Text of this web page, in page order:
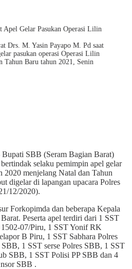
Drs. M. Yasin Payapo M. Pd saat
pasukan operasi Operasi Lilin
Tahun Baru tahun 2021, Senin
Bupati SBB (Seram Bagian Barat)
selaku pemimpin apel gelar
2020 menjelang Natal dan Tahun
digelar di lapangan upacara Polres
12/2020).
Forkopimda dan beberapa Kepala
Peserta apel terdiri dari 1 SST
07/Piru, 1 SST Yonif RK
B Piru, 1 SST Sabhara Polres
1 SST serse Polres SBB, 1 SST
SBB, 1 SST Polisi PP SBB dan 4
SBB .